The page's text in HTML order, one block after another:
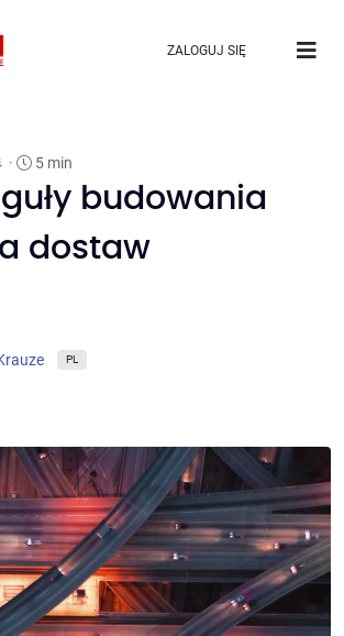
ZALOGUJ SIĘ
· 5 min
budowania
dostaw
PL